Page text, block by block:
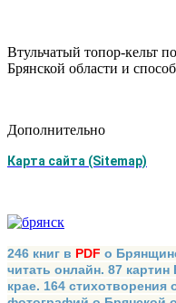
Втульчатый топор-кельт
Брянской области и
Дополнительно
Карта сайта (Sitemap)
246 книг в PDF о
читать онлайн. 87
крае. 164 стихотворения